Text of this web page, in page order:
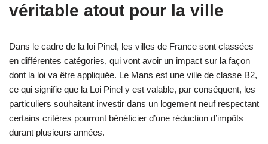
véritable atout pour la ville
Dans le cadre de la loi Pinel, les villes de France sont classées
en différentes catégories, qui vont avoir un impact sur la façon
dont la loi va être appliquée. Le Mans est une ville de classe B2,
ce qui signifie que la Loi Pinel y est valable, par conséquent, les
particuliers souhaitant investir dans un logement neuf respectant
certains critères pourront bénéficier d’une réduction d’impôts
durant plusieurs années.